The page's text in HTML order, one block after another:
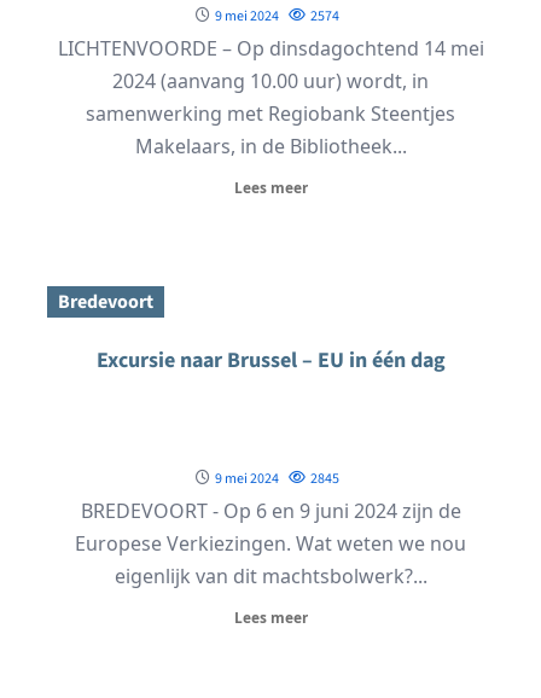
9 mei 2024 2574
LICHTENVOORDE – Op dinsdagochtend 14 mei
2024 (aanvang 10.00 uur) wordt, in
samenwerking met Regiobank Steentjes
Makelaars, in de Bibliotheek...
Lees meer
Bredevoort
Excursie naar Brussel – EU in één dag
9 mei 2024 2845
BREDEVOORT - Op 6 en 9 juni 2024 zijn de
Europese Verkiezingen. Wat weten we nou
eigenlijk van dit machtsbolwerk?...
Lees meer